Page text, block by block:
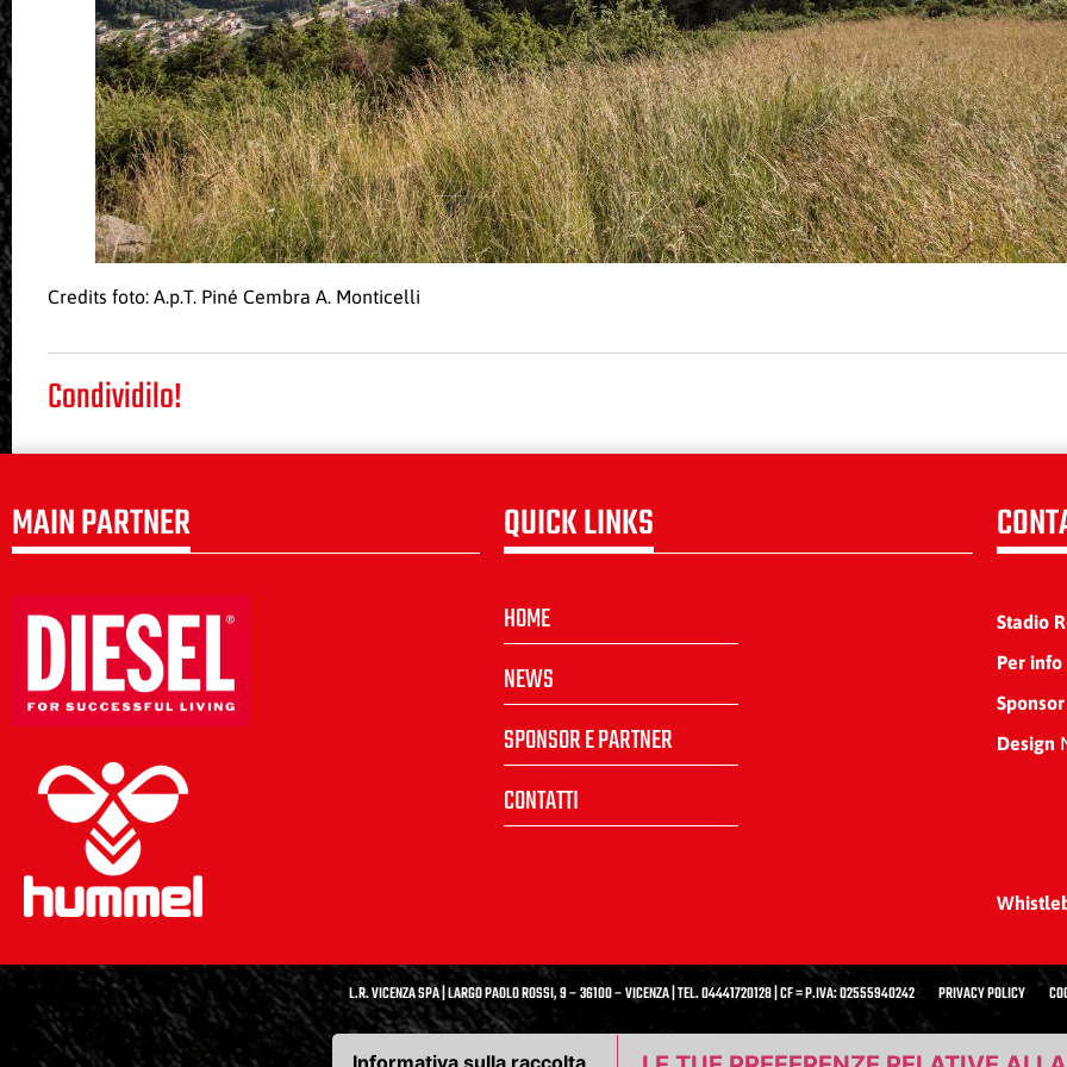
Credits foto: A.p.T. Piné Cembra A. Monticelli
Condividilo!
MAIN PARTNER QUICK LINKS
HOME
NEWS
SPONSOR E PARTNER
CONTATTI
Stadio
Per info
Design
L.R. VICENZA SPA | LARGO PAOLO ROSSI, 9 – 36100 – VICENZA | TEL. 04441720128 | CF = P.IVA: 02555940242 PRIVACY POLICY
Informativa sulla raccolta